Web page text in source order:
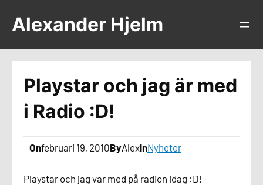
Alexander Hjelm
Playstar och jag är med
i Radio :D!
Onfebruari 19, 2010ByAlexInNyheter
Playstar och jag var med på radion idag :D!